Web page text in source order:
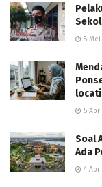
8 Mei
5
Soal
Ada
4